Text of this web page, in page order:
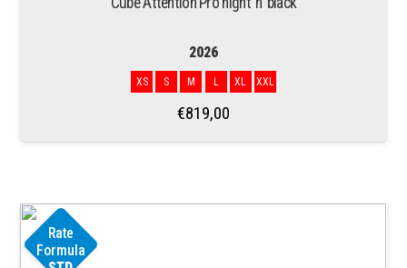
2026
XS S M L XL XXL
€819,00
Rate
Formula